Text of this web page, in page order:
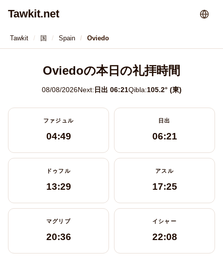
Tawkit.net
Tawkit 国 Spain Oviedo
Oviedoの本日の礼拝時間
08/08/2026Next: 日出 06:21Qibla:105.2° (東)
ファジュル
04:49
日出
06:21
ドゥフル
13:29
アスル
17:25
マグリブ
20:36
イシャー
22:08